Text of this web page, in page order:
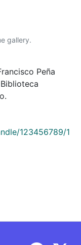
gallery.
Peña
123456789/1